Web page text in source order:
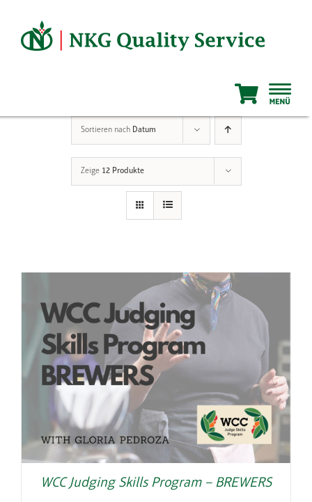
springen
Sortieren nach Datum
Zeige 12 Produkte
WCC Judging Skills Program – BREWERS